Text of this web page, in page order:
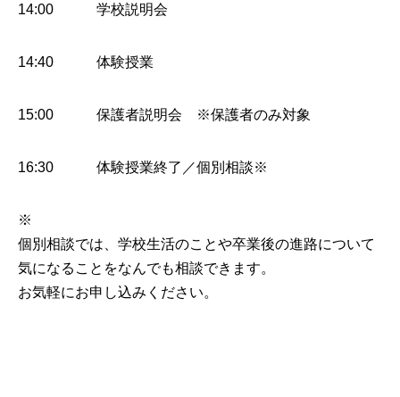
14:00 学校説明会
14:40 体験授業
15:00 保護者説明会 ※保護者のみ対象
16:30 体験授業終了／個別相談※
※
個別相談では、学校生活のことや卒業後の進路について
気になることをなんでも相談できます。
お気軽にお申し込みください。